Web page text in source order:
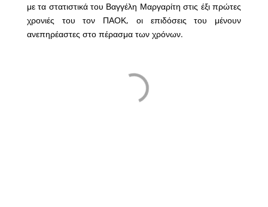
με τα στατιστικά του Βαγγέλη Μαργαρίτη στις έξι πρώτες
χρονιές του τον ΠΑΟΚ, οι επιδόσεις του μένουν
ανεπηρέαστες στο πέρασμα των χρόνων.